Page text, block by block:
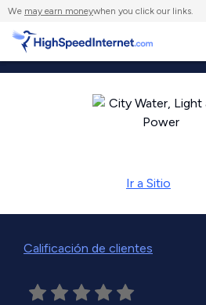
We may earn moneywhen you click our links.
Ir a Sitio
Calificación de clientes